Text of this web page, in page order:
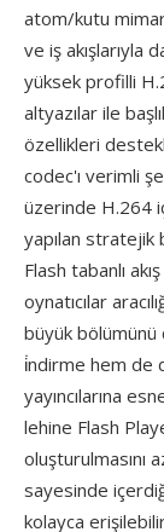
atom/kutu
ve iş akışlarıyla
yüksek profilli
altyazılar ile
özellikleri
codec'ı verimli
üzerinde H.264
yapılan stratejik
Flash tabanlı
oynatıcılar
büyük bölümünü
i̇ndirme hem de
yayıncılarına
lehine Flash
oluşturulmasını
sayesinde
kolayca